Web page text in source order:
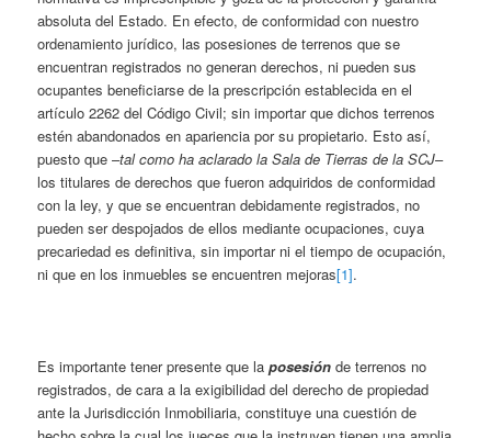
absoluta del Estado. En efecto, de conformidad con nuestro
ordenamiento jurídico, las posesiones de terrenos que se
encuentran registrados no generan derechos, ni pueden sus
ocupantes beneficiarse de la prescripción establecida en el
artículo 2262 del Código Civil; sin importar que dichos terrenos
estén abandonados en apariencia por su propietario. Esto así,
puesto que –tal como ha aclarado la Sala de Tierras de la SCJ–
los titulares de derechos que fueron adquiridos de conformidad
con la ley, y que se encuentran debidamente registrados, no
pueden ser despojados de ellos mediante ocupaciones, cuya
precariedad es definitiva, sin importar ni el tiempo de ocupación,
ni que en los inmuebles se encuentren mejoras[1].
Es importante tener presente que laposesiónde terrenos no
registrados, de cara a la exigibilidad del derecho de propiedad
ante la Jurisdicción Inmobiliaria, constituye una cuestión de